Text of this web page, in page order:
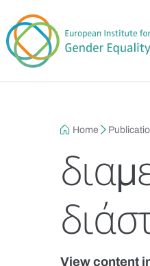
Home
View content